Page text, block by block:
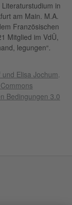
in
am Main. M.A.
Französischen
Mitglied im VdÜ,
legungen“.
Elisa Jochum.
Bedingungen 3.0